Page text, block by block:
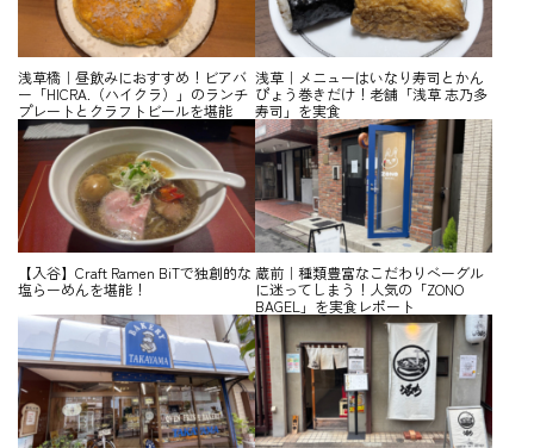
浅草橋｜昼飲みにおすすめ！ビアバ
ー「HICRA.（ハイクラ）」のランチ
プレートとクラフトビールを堪能
浅草｜メニューはいなり寿司とかん
ぴょう巻きだけ！老舗「浅草 志乃多
寿司」を実食
【入谷】Craft Ramen BiTで独創的な
塩らーめんを堪能！
蔵前｜種類豊富なこだわりベーグル
に迷ってしまう！人気の「ZONO
BAGEL」を実食レポート